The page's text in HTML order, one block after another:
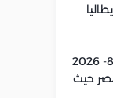
أسعار الذهب اليوم | الأربعاء 5-8- 2026
حيث